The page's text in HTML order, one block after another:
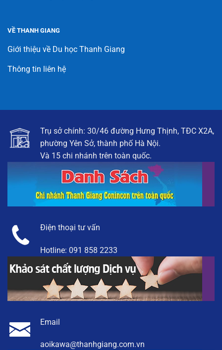
VỀ THANH GIANG
Giới thiệu về Du học Thanh Giang
Thông tin liên hệ
Trụ sở chính: 30/46 đường Hưng Thịnh, TĐC X2A,
phường Yên Sở, thành phố Hà Nội.
Và 15 chi nhánh trên toàn quốc.
Điện thoại tư vấn
Hotline: 091 858 2233
Email
aoikawa@thanhgiang.com.vn